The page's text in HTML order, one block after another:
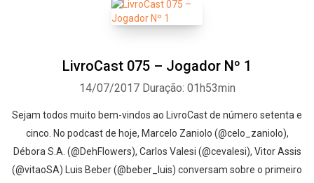
LivroCast 075 – Jogador Nº 1
14/07/2017 Duração: 01h53min
Sejam todos muito bem-vindos ao LivroCast de número setenta e
cinco. No podcast de hoje, Marcelo Zaniolo (@celo_zaniolo),
Débora S.A. (@DehFlowers), Carlos Valesi (@cevalesi), Vitor Assis
(@vitaoSA) Luis Beber (@beber_luis) conversam sobre o primeiro